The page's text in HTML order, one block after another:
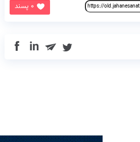
0 پسند
in